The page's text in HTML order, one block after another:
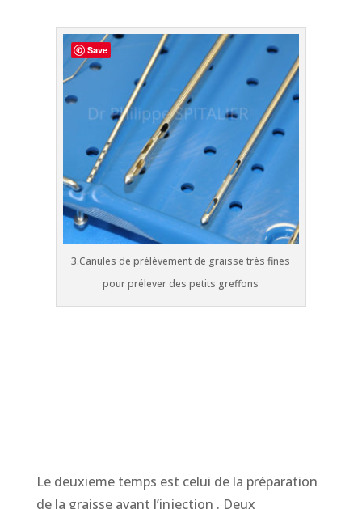
3.Canules de prélèvement de graisse très fines
pour prélever des petits greffons
Le deuxieme temps est celui de la préparation
de la graisse avant l’injection . Deux
Save